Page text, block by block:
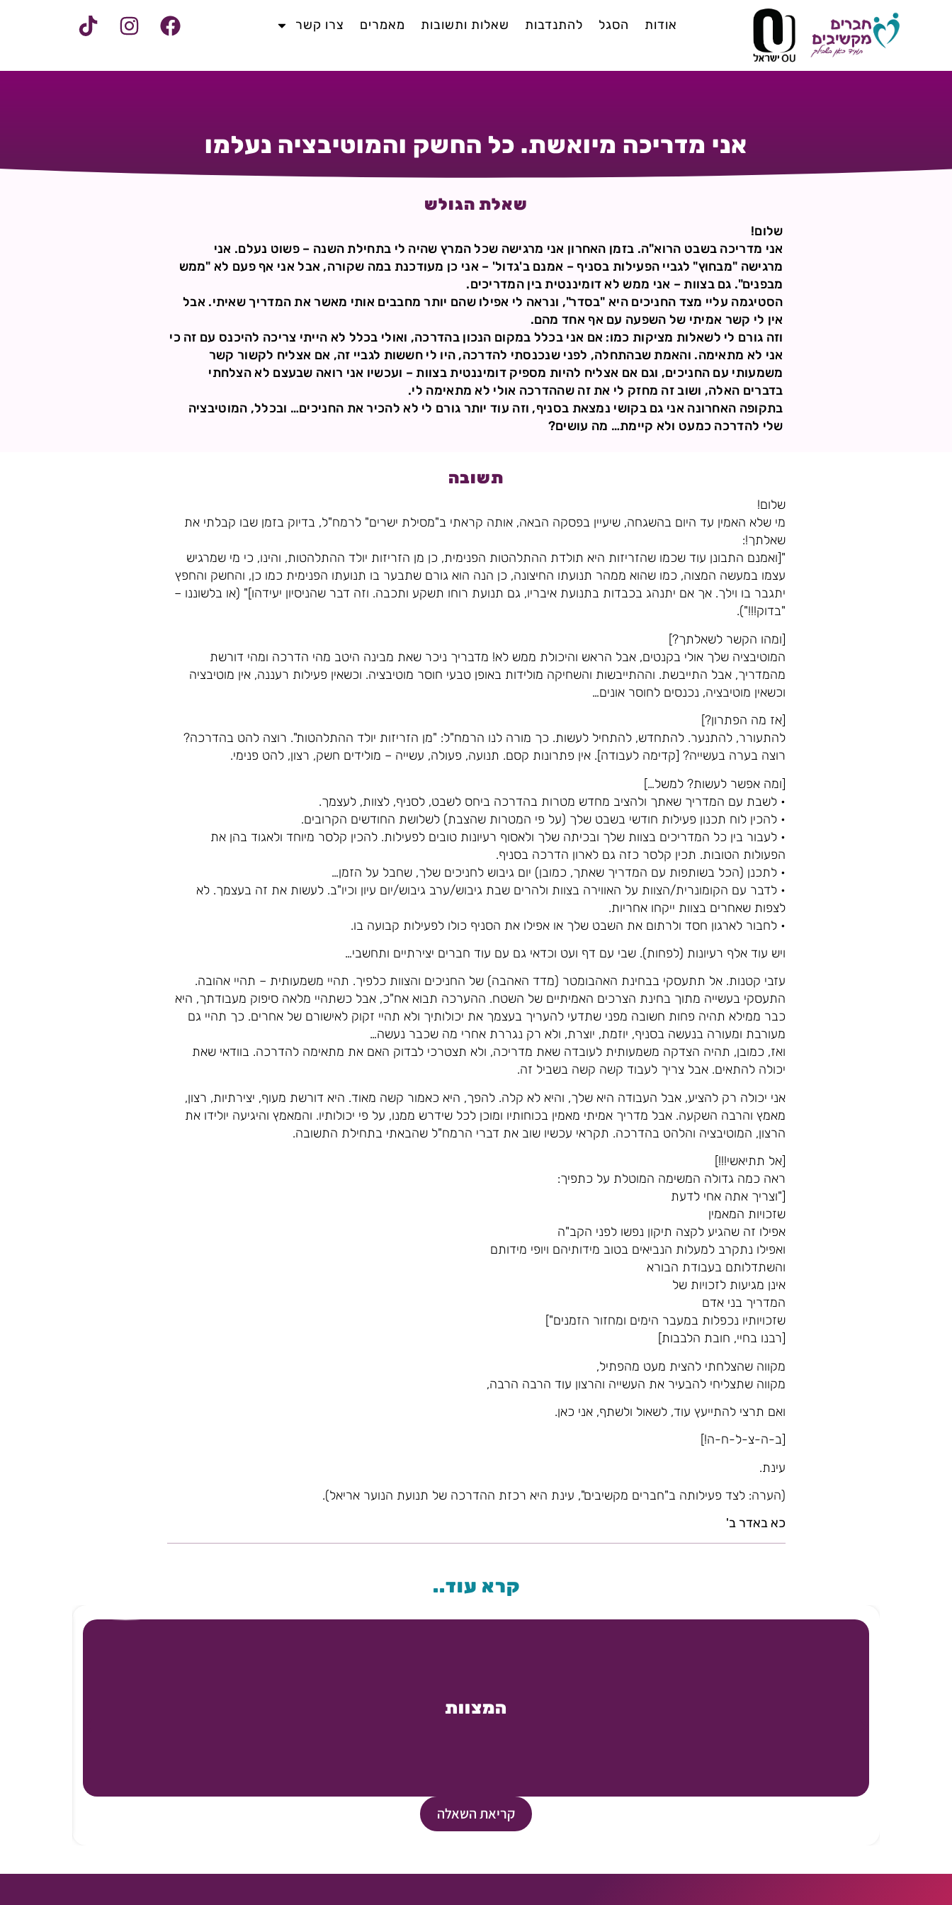
אודות הסגל להתנדבות שאלות ותשובות מאמרים צרו קשר
אני מדריכה מיואשת. כל החשק והמוטיבציה נעלמו
שאלת הגולש
שלום!
אני מדריכה בשבט הרוא"ה. בזמן האחרון אני מרגישה שכל המרץ שהיה לי בתחילת השנה – פשוט נעלם. אני
מרגישה "מבחוץ" לגביי הפעילות בסניף – אמנם ב'גדול' – אני כן מעודכנת במה שקורה, אבל אני אף פעם לא "ממש
מבפנים". גם בצוות – אני ממש לא דומיננטית בין המדריכים.
הסטיגמה עליי מצד החניכים היא "בסדר", ונראה לי אפילו שהם יותר מחבבים אותי מאשר את המדריך שאיתי. אבל
אין לי קשר אמיתי של השפעה עם אף אחד מהם.
וזה גורם לי לשאלות מציקות כמו: אם אני בכלל במקום הנכון בהדרכה, ואולי בכלל לא הייתי צריכה להיכנס עם זה כי
אני לא מתאימה. והאמת שבהתחלה, לפני שנכנסתי להדרכה, היו לי חששות לגביי זה, אם אצליח לקשור קשר
משמעותי עם החניכים, וגם אם אצליח להיות מספיק דומיננטית בצוות – ועכשיו אני רואה שבעצם לא הצלחתי
בדברים האלה, ושוב זה מחזק לי את זה שההדרכה אולי לא מתאימה לי.
בתקופה האחרונה אני גם בקושי נמצאת בסניף, וזה עוד יותר גורם לי לא להכיר את החניכים… ובכלל, המוטיבציה
שלי להדרכה כמעט ולא קיימת… מה עושים?
תשובה
שלום!
מי שלא האמין עד היום בהשגחה, שיעיין בפסקה הבאה, אותה קראתי ב"מסילת ישרים" לרמח"ל, בדיוק בזמן שבו קבלתי את
שאלתך!:
"[ואמנם התבונן עוד שכמו שהזריזות היא תולדת ההתלהטות הפנימית, כן מן הזריזות יולד ההתלהטות, והינו, כי מי שמרגיש
עצמו במעשה המצוה, כמו שהוא ממהר תנועתו החיצונה, כן הנה הוא גורם שתבער בו תנועתו הפנימית כמו כן, והחשק והחפץ
יתגבר בו וילך. אך אם יתנהג בכבדות בתנועת איבריו, גם תנועת רוחו תשקע ותכבה. וזה דבר שהניסיון יעידהו]" (או בלשוננו –
"בדוק!!!").
[ומהו הקשר לשאלתך?]
המוטיבציה שלך אולי בקנטים, אבל הראש והיכולת ממש לא! מדבריך ניכר שאת מבינה היטב מהי הדרכה ומהי דורשת
מהמדריך, אבל התייבשת. וההתייבשות והשחיקה מולידות באופן טבעי חוסר מוטיבציה. וכשאין פעילות רעננה, אין מוטיבציה
וכשאין מוטיבציה, נכנסים לחוסר אונים…
[אז מה הפתרון?]
להתעורר, להתנער. להתחדש, להתחיל לעשות. כך מורה לנו הרמח"ל: "מן הזריזות יולד ההתלהטות". רוצה להט בהדרכה?
רוצה בערה בעשייה? [קדימה לעבודה]. אין פתרונות קסם. תנועה, פעולה, עשייה – מולידים חשק, רצון, להט פנימי.
[ומה אפשר לעשות? למשל…]
• לשבת עם המדריך שאתך ולהציב מחדש מטרות בהדרכה ביחס לשבט, לסניף, לצוות, לעצמך.
• להכין לוח תכנון פעילות חודשי בשבט שלך (על פי המטרות שהצבת) לשלושת החודשים הקרובים.
• לעבור בין כל המדריכים בצוות שלך ובכיתה שלך ולאסוף רעיונות טובים לפעילות. להכין קלסר מיוחד ולאגוד בהן את
הפעולות הטובות. תכין קלסר כזה גם לארון הדרכה בסניף.
• לתכנן (הכל בשותפות עם המדריך שאתך, כמובן) יום גיבוש לחניכים שלך, שחבל על הזמן…
• לדבר עם הקומונרית/הצוות על האווירה בצוות ולהרים שבת גיבוש/ערב גיבוש/יום עיון וכיו"ב. לעשות את זה בעצמך. לא
לצפות שאחרים בצוות ייקחו אחריות.
• לחבור לארגון חסד ולרתום את השבט שלך או אפילו את הסניף כולו לפעילות קבועה בו.
ויש עוד אלף רעיונות (לפחות). שבי עם דף ועט וכדאי גם עם עוד חברים יצירתיים ותחשבי…
עזבי קטנות. אל תתעסקי בבחינת האהבומטר (מדד האהבה) של החניכים והצוות כלפיך. תהיי משמעותית – תהיי אהובה.
התעסקי בעשייה מתוך בחינת הצרכים האמיתיים של השטח. ההערכה תבוא אח"כ, אבל כשתהיי מלאה סיפוק מעבודתך, היא
כבר ממילא תהיה פחות חשובה מפני שתדעי להעריך בעצמך את יכולותיך ולא תהיי זקוק לאישורם של אחרים. כך תהיי גם
מעורבת ומעורה בנעשה בסניף, יוזמת, יוצרת, ולא רק נגררת אחרי מה שכבר נעשה…
ואז, כמובן, תהיה הצדקה משמעותית לעובדה שאת מדריכה, ולא תצטרכי לבדוק האם את מתאימה להדרכה. בוודאי שאת
יכולה להתאים. אבל צריך לעבוד קשה קשה בשביל זה.
אני יכולה רק להציע, אבל העבודה היא שלך, והיא לא קלה. להפך, היא כאמור קשה מאוד. היא דורשת מעוף, יצירתיות, רצון,
מאמץ והרבה השקעה. אבל מדריך אמיתי מאמין בכוחותיו ומוכן לכל שידרש ממנו, על פי יכולותיו. והמאמץ והיגיעה יולידו את
הרצון, המוטיבציה והלהט בהדרכה. תקראי עכשיו שוב את דברי הרמח"ל שהבאתי בתחילת התשובה.
[אל תתיאשי!!!]
ראה כמה גדולה המשימה המוטלת על כתפיך:
["וצריך אתה אחי לדעת
שזכויות המאמין
אפילו זה שהגיע לקצה תיקון נפשו לפני הקב"ה
ואפילו נתקרב למעלות הנביאים בטוב מידותיהם ויופי מידותם
והשתדלותם בעבודת הבורא
אינן מגיעות לזכויות של
המדריך בני אדם
שזכויותיו נכפלות במעבר הימים ומחזור הזמנים"]
[רבנו בחיי, חובת הלבבות]
מקווה שהצלחתי להצית מעט מהפתיל,
מקווה שתצליחי להבעיר את העשייה והרצון עוד הרבה הרבה,
ואם תרצי להתייעץ עוד, לשאול ולשתף, אני כאן.
[ב-ה-צ-ל-ח-ה!]
עינת.
(הערה: לצד פעילותה ב"חברים מקשיבים", עינת היא רכזת ההדרכה של תנועת הנוער אריאל).
כא באדר ב'
קרא עוד..
המצוות
קריאת השאלה